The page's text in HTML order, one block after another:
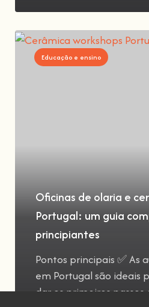
Educação e ensino
Oficinas de olaria e
Portugal: um guia
principiantes
Pontos principais ✅ As
em Portugal são ideais
dar os primeiros